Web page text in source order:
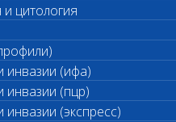
и цитология
инвазии (ифа)
инвазии (пцр)
инвазии (экспресс)